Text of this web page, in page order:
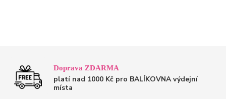
Doprava ZDARMA
platí nad 1000 Kč pro BALÍKOVNA výdejní
místa